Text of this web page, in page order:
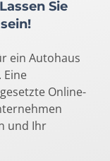
Sie
ein Autohaus
Online-
und Ihr